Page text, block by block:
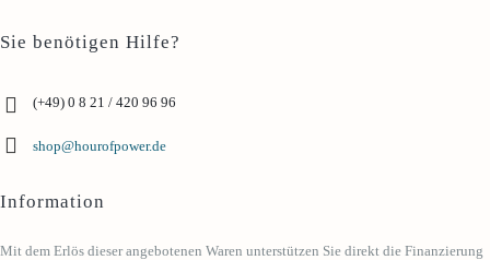
Sie benötigen Hilfe?
(+49) 0 8 21 / 420 96 96
shop@hourofpower.de
Information
Mit dem Erlös dieser angebotenen Waren unterstützen Sie direkt die Finanzierung